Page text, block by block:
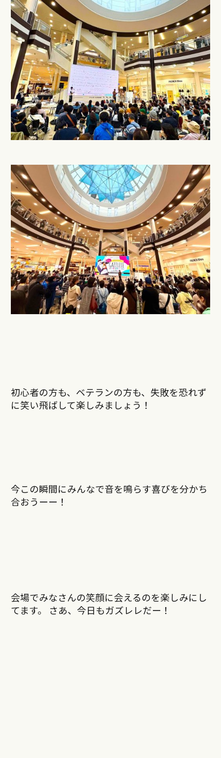
初心者の方も、ベテランの方も、失敗を恐れず
に笑い飛ばして楽しみましょう！
今この瞬間にみんなで音を鳴らす喜びを分かち
合おうーー！
会場でみなさんの笑顔に会えるのを楽しみにし
てます。 さあ、今日もガズレレだー！